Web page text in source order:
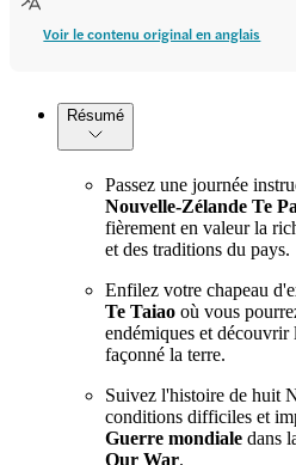
Voir le contenu original en anglais
Résumé
Passez une journée
Nouvelle-Zélande Te
fièrement en valeur la
et des traditions du pays.
Enfilez votre chapeau
Te Taiao où vous
endémiques et
façonné la terre.
Suivez l'histoire de huit
conditions difficiles et
Guerre mondiale dans
Our War.